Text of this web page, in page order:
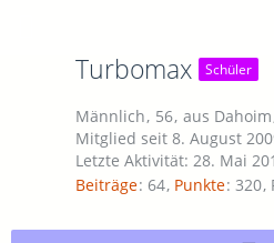
Turbomax Schüler
Männlich 56 aus Dahoim
Mitglied seit 8. August
Letzte Aktivität: 28. Mai
Beiträge 64 Punkte 320